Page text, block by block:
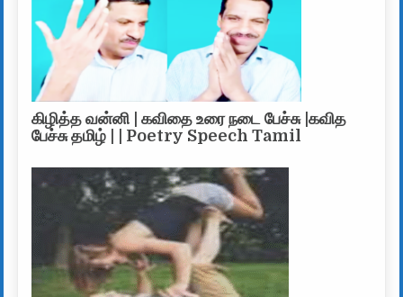
கிழித்த வன்னி | கவிதை உரை நடை பேச்சு |கவித
பேச்சு தமிழ் | | Poetry Speech Tamil